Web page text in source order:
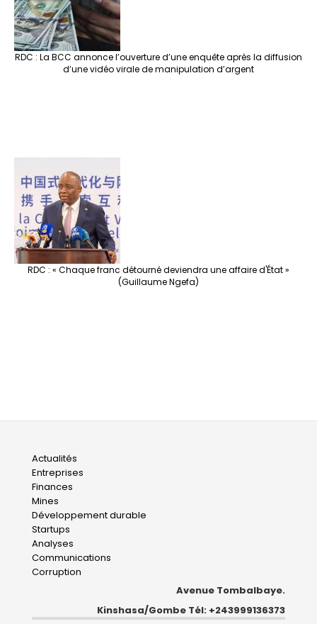
RDC : La BCC annonce l’ouverture d’une enquête après la diffusion
d’une vidéo virale de manipulation d’argent
RDC : « Chaque franc détourné deviendra une affaire d'État »
(Guillaume Ngefa)
Main
navigation
Actualités
Entreprises
Finances
Mines
Développement durable
Startups
Analyses
Communications
Corruption
Avenue Tombalbaye.
Kinshasa/Gombe Tél: +243999136373